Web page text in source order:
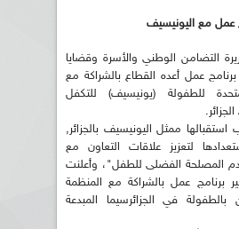
عمل مع اليونيسيف
التضامن الوطني والأسرة وقضايا
برنامج عمل أعده القطاع بالشراكة مع
للطفولة (يونيسيف) للتكفل
ممثل اليونيسيف بالجزائر,
لتعزيز علاقات التعاون مع
المصلحة الفضلى للطفل"، وأعلنت
برنامج عمل بالشراكة مع المنظمة
في الجزائرسيما المبدعة